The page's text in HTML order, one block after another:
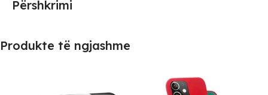
Përshkrimi
Produkte të ngjashme